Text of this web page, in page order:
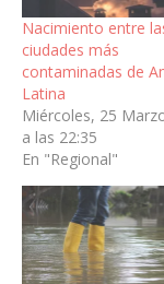
Nacimiento entre
ciudades más
contaminadas de
Latina
Miércoles, 25
a las 22:35
En "Regional"